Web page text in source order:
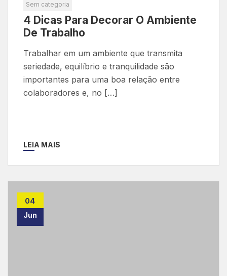
Sem categoria
4 Dicas Para Decorar O Ambiente
De Trabalho
Trabalhar em um ambiente que transmita
seriedade, equilíbrio e tranquilidade são
importantes para uma boa relação entre
colaboradores e, no […]
LEIA MAIS
04
Jun